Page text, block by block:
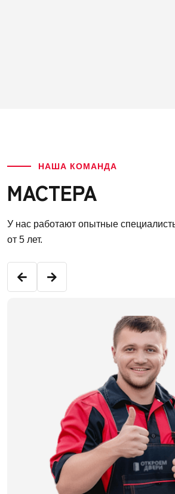
НАША КОМАНДА
МАСТЕРА
У нас работают опытные
от 5 лет.